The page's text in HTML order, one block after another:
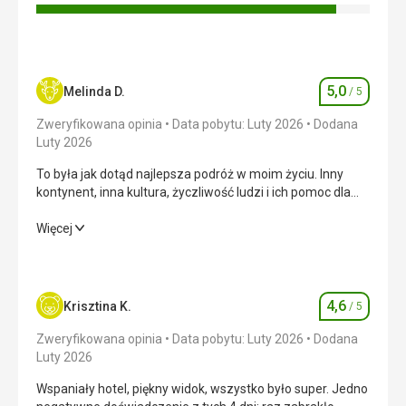
Melinda D. Ocena
5,0 / 5
Zweryfikowana opinia Data pobytu: Luty 2026
Dodana
Luty 2026
To była jak dotąd najlepsza podróż w moim życiu. Inny
kontynent, inna kultura, życzliwość ludzi i ich pomoc dla
To była jak dotąd najlepsza podróż w moim życiu. Inny
Wyżywienie 5,0/ 5
Zakwaterowanie 5,0/ 5
Więcej
Krisztina K. Ocena
4,6 / 5
Zweryfikowana opinia Data pobytu: Luty 2026
Dodana
Luty 2026
Wspaniały hotel, piękny widok, wszystko było super. Jedno